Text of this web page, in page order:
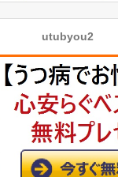
utubyou2